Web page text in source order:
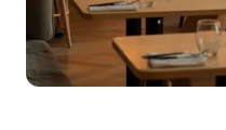
Blog Rio
Espetáculos em